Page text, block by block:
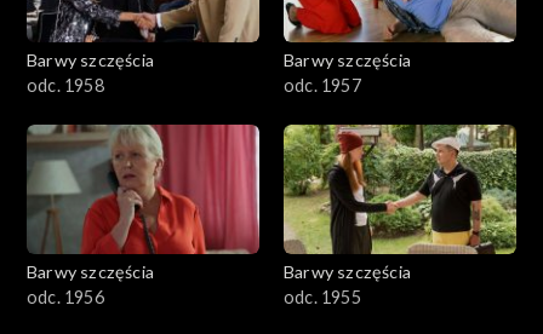
Barwy szczęścia
odc. 1958
Barwy szczęścia
odc. 1957
Barwy szczęścia
odc. 1956
Barwy szczęścia
odc. 1955